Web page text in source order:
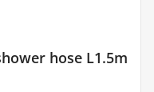
hose L1.5m